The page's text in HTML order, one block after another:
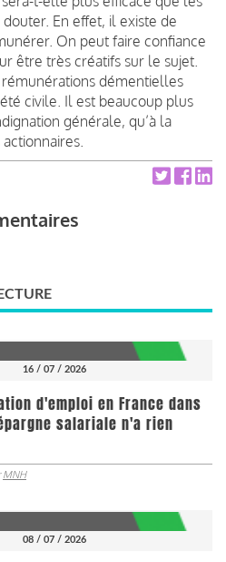
En effet, il existe de
On peut faire confiance
être très créatifs sur le sujet.
démentielles
civile. Il est beaucoup plus
générale, qu’à la
16 / 07 / 2026
d'emploi en France dans
salariale n'a rien
MNH
08 / 07 / 2026